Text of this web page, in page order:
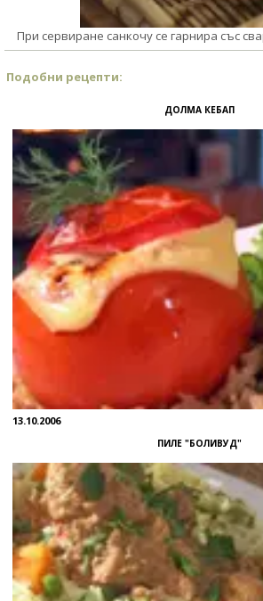
При сервиране санкочу се гарнира със
Подобни рецепти:
ДОЛМА КЕБАП
13.10.2006
ПИЛЕ "БОЛИВУД"